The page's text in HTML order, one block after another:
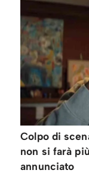
Colpo di
non si farà
annunciato